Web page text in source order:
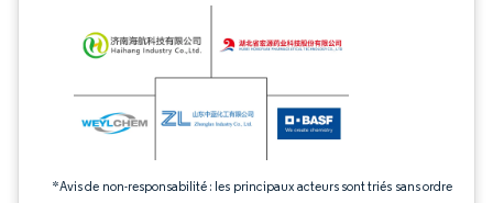
*Avis de non-responsabilité : les principaux acteurs sont triés sans ordre